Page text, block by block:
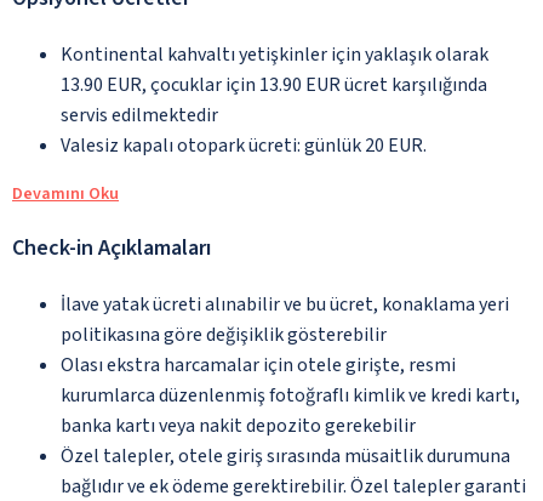
Kontinental kahvaltı yetişkinler için yaklaşık olarak
13.90 EUR, çocuklar için 13.90 EUR ücret karşılığında
servis edilmektedir
Valesiz kapalı otopark ücreti: günlük 20 EUR.
Devamını Oku
Check-in Açıklamaları
İlave yatak ücreti alınabilir ve bu ücret, konaklama yeri
politikasına göre değişiklik gösterebilir
Olası ekstra harcamalar için otele girişte, resmi
kurumlarca düzenlenmiş fotoğraflı kimlik ve kredi kartı,
banka kartı veya nakit depozito gerekebilir
Özel talepler, otele giriş sırasında müsaitlik durumuna
bağlıdır ve ek ödeme gerektirebilir. Özel talepler garanti